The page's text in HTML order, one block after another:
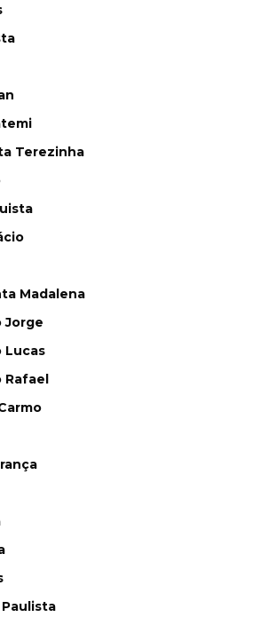
Terezinha
Madalena
Jorge
Lucas
Rafael
Paulista